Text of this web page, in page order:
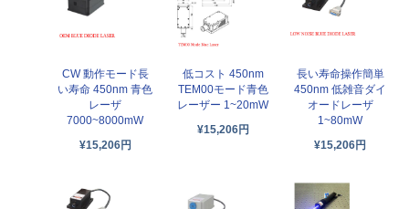
CW 動作モード長
い寿命 450nm 青色
レーザ
7000~8000mW
¥15,206円
低コスト 450nm
TEM00モード青色
レーザー 1~20mW
¥15,206円
長い寿命操作簡単
450nm 低雑音ダイ
オードレーザ
1~80mW
¥15,206円